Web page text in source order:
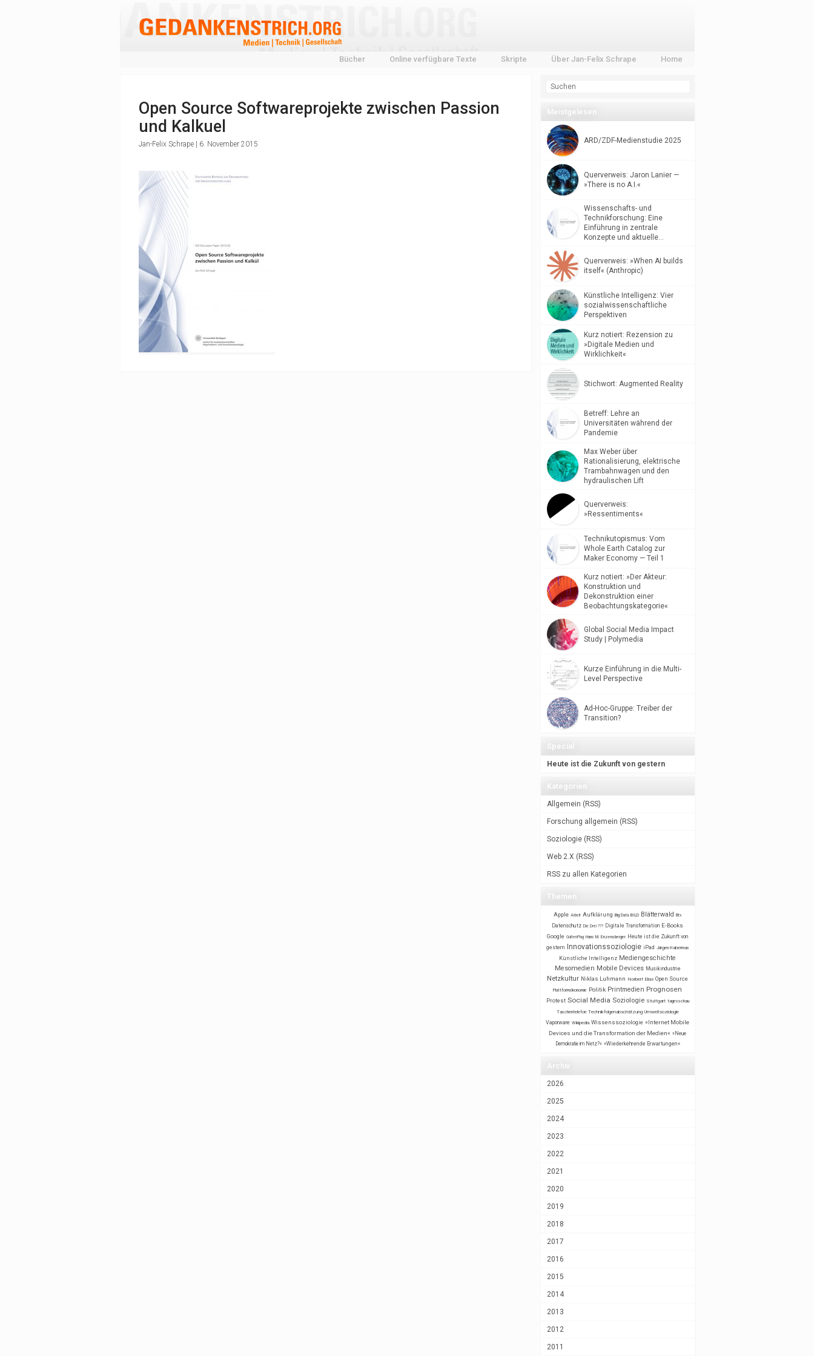
Home
Über Jan-Felix Schrape
Skripte
Online verfügbare Texte
Bücher
Open Source Softwareprojekte zwischen Passion
und Kalkuel
Jan-Felix Schrape | 6. November 2015
Meistgelesen
ARD/ZDF-Medienstudie 2025
Querverweis: Jaron Lanier —
»There is no A.I.«
Wissenschafts- und
Technikforschung: Eine
Einführung in zentrale
Konzepte und aktuelle…
Querverweis: »When AI builds
itself« (Anthropic)
Künstliche Intelligenz: Vier
sozialwissenschaftliche
Perspektiven
Kurz notiert: Rezension zu
»Digitale Medien und
Wirklichkeit«
Stichwort: Augmented Reality
Betreff: Lehre an
Universitäten während der
Pandemie
Max Weber über
Rationalisierung, elektrische
Trambahnwagen und den
hydraulischen Lift
Querverweis:
»Ressentiments«
Technikutopismus: Vom
Whole Earth Catalog zur
Maker Economy — Teil 1
Kurz notiert: »Der Akteur:
Konstruktion und
Dekonstruktion einer
Beobachtungskategorie«
Global Social Media Impact
Study | Polymedia
Kurze Einführung in die Multi-
Level Perspective
Ad-Hoc-Gruppe: Treiber der
Transition?
Special
Heute ist die Zukunft von gestern
Kategorien
Allgemein ( RSS)
Forschung allgemein ( RSS)
Soziologie( RSS)
Web 2.X ( RSS)
RSS zu allen Kategorien
Themen
Apple Arbeit Aufklärung Big Data BILD Blätterwald Btx
Datenschutz Die Drei ??? Digitale Transformation E-Books
Google GuttenPlag Hans M. Enzensberger Heute ist die Zukunft von
gestern
Innovationssoziologie iPad Jürgen Habermas
Künstliche Intelligenz Mediengeschichte
Mesomedien Mobile Devices Musikindustrie
Netzkultur Niklas Luhmann Norbert Elias Open Source
Plattformökonomie Politik Printmedien Prognosen
Protest Social Media Soziologie Stuttgart tagesschau
Taschentelefon Technikfolgenabschätzung Umweltsoziologie
Vaporware Wikipedia Wissenssoziologie »Internet Mobile
Devices und die Transformation der Medien« »Neue
Demokratie im Netz?« »Wiederkehrende Erwartungen«
Archiv
2026
2025
2024
2023
2022
2021
2020
2019
2018
2017
2016
2015
2014
2013
2012
2011